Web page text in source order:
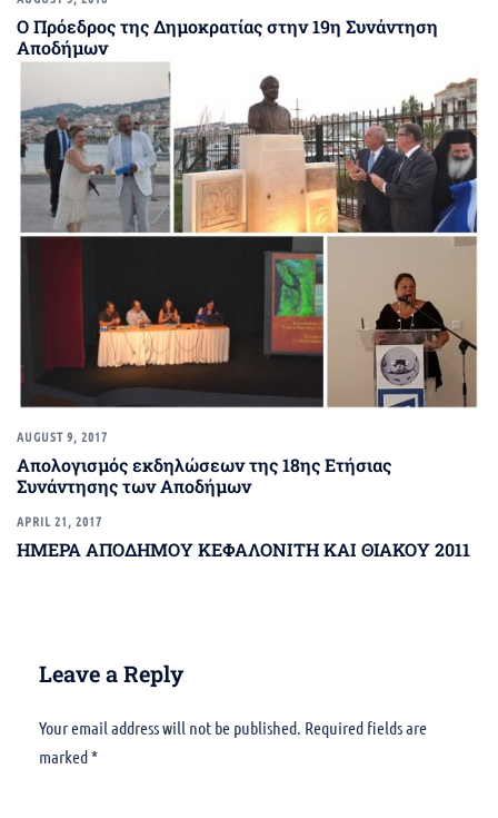
Ο Πρόεδρος της Δημοκρατίας στην 19η Συνάντηση
Αποδήμων
AUGUST 9, 2017
Απολογισμός εκδηλώσεων της 18ης Ετήσιας
Συνάντησης των Αποδήμων
APRIL 21, 2017
ΗΜΕΡΑ ΑΠΟΔΗΜΟΥ ΚΕΦΑΛΟΝΙΤΗ ΚΑΙ ΘΙΑΚΟΥ 2011
Leave a Reply
Your email address will not be published. Required fields are
marked*
Alternative: